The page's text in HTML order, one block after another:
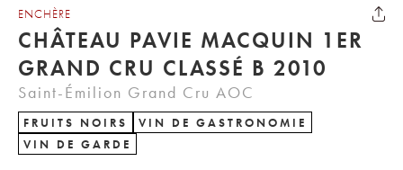
ENCHÈRE
CHÂTEAU PAVIE MACQUIN 1ER
GRAND CRU CLASSÉ B 2010
Saint-Émilion Grand Cru AOC
FRUITS NOIRS
VIN DE GASTRONOMIE
VIN DE GARDE